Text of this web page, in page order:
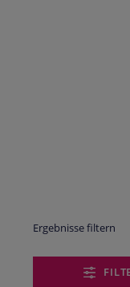
Ergebnisse filtern